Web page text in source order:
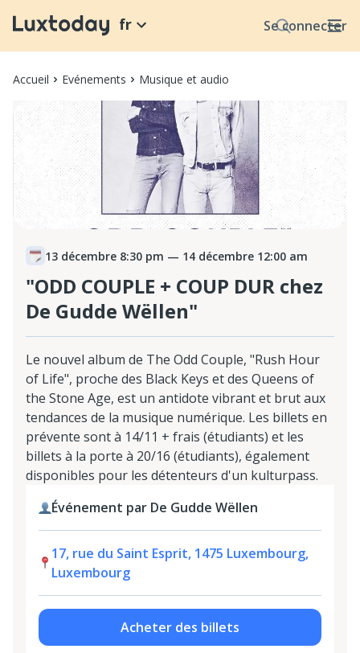
Se connecter
fr
Accueil Evénements Musique et audio
13 décembre 8:30 pm — 14 décembre 12:00 am
"ODD COUPLE + COUP DUR chez
De Gudde Wëllen"
Le nouvel album de The Odd Couple, "Rush Hour
of Life", proche des Black Keys et des Queens of
the Stone Age, est un antidote vibrant et brut aux
tendances de la musique numérique. Les billets en
prévente sont à 14/11 + frais (étudiants) et les
billets à la porte à 20/16 (étudiants), également
disponibles pour les détenteurs d'un kulturpass.
Événement par De Gudde Wëllen
17, rue du Saint Esprit, 1475 Luxembourg,
Luxembourg
Acheter des billets